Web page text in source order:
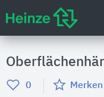
0 Merken